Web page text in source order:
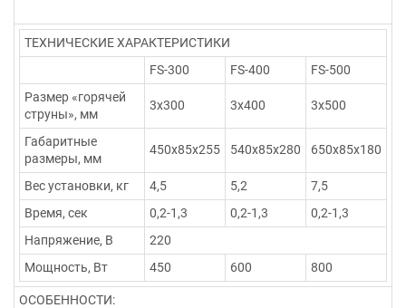
ТЕХНИЧЕСКИЕ ХАРАКТЕРИСТИКИ
FS-300
FS-400
FS-500
Размер «горячей
струны», мм
3х300 3х400 3х500
Габаритные
размеры, мм
450х85х255 540х85х280 650х85х180
Вес установки, кг 4,5 5,2
7,5
Время, сек
0,2-1,3 0,2-1,3
0,2-1,3
Напряжение, В
220
Мощность, Вт
450 600 800
ОСОБЕННОСТИ: